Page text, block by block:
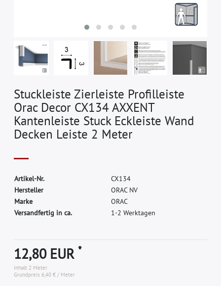
Stuckleiste Zierleiste Profilleiste
Orac Decor CX134 AXXENT
Kantenleiste Stuck Eckleiste Wand
Decken Leiste 2 Meter
Artikel-Nr. CX134
Hersteller ORAC NV
Marke ORAC
Versandfertig in ca.
1-2 Werktagen
12,80 EUR*
Inhalt 2 Meter
Grundpreis6,40 € / Meter